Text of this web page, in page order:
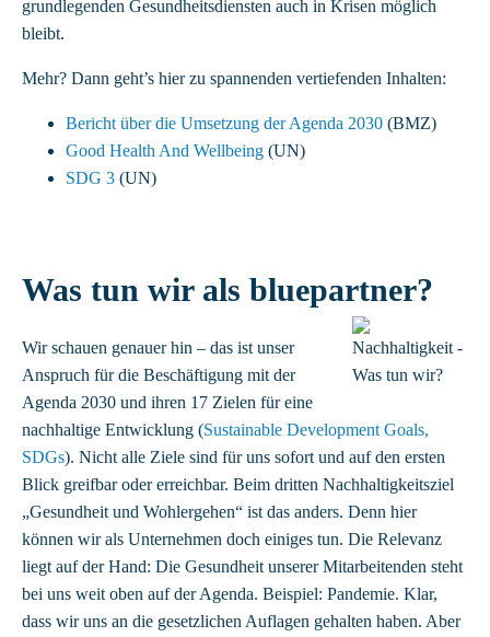
grundlegenden Gesundheitsdiensten auch in Krisen möglich
bleibt.
Mehr? Dann geht’s hier zu spannenden vertiefenden Inhalten:
Bericht über die Umsetzung der Agenda 2030 (BMZ)
Good Health And Wellbeing (UN)
SDG 3 (UN)
Was tun wir als bluepartner?
Wir schauen genauer hin – das ist unser
Anspruch für die Beschäftigung mit der
Agenda 2030 und ihren 17 Zielen für eine
nachhaltige Entwicklung (Sustainable Development Goals,
SDGs). Nicht alle Ziele sind für uns sofort und auf den ersten
Blick greifbar oder erreichbar. Beim dritten Nachhaltigkeitsziel
„Gesundheit und Wohlergehen“ ist das anders. Denn hier
können wir als Unternehmen doch einiges tun. Die Relevanz
liegt auf der Hand: Die Gesundheit unserer Mitarbeitenden steht
bei uns weit oben auf der Agenda. Beispiel: Pandemie. Klar,
dass wir uns an die gesetzlichen Auflagen gehalten haben. Aber